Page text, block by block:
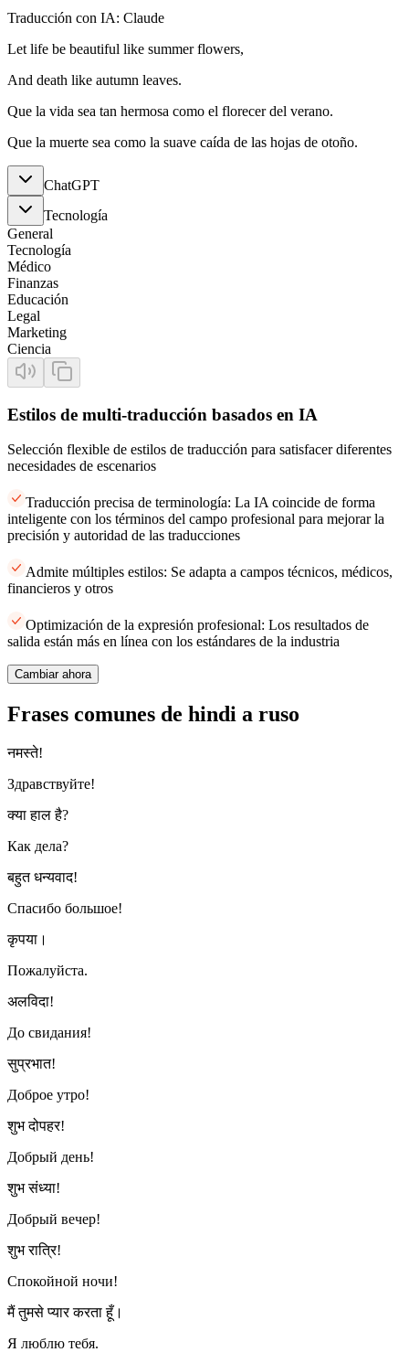
Traducción con IA: Claude
Let life be beautiful like summer flowers,
And death like autumn leaves.
Que la vida sea tan hermosa como el florecer del verano.
Que la muerte sea como la suave caída de las hojas de otoño.
ChatGPT
Tecnología
General
Tecnología
Médico
Finanzas
Educación
Legal
Marketing
Ciencia
Estilos de multi-traducción basados en IA
Selección flexible de estilos de traducción para satisfacer diferentes
necesidades de escenarios
Traducción precisa de terminología: La IA coincide de forma
inteligente con los términos del campo profesional para mejorar la
precisión y autoridad de las traducciones
Admite múltiples estilos: Se adapta a campos técnicos, médicos,
financieros y otros
Optimización de la expresión profesional: Los resultados de
salida están más en línea con los estándares de la industria
Cambiar ahora
Frases comunes de hindi a ruso
नमस्ते!
Здравствуйте!
क्या हाल है?
Как дела?
बहुत धन्यवाद!
Спасибо большое!
कृपया।
Пожалуйста.
अलविदा!
До свидания!
सुप्रभात!
Доброе утро!
शुभ दोपहर!
Добрый день!
शुभ संध्या!
Добрый вечер!
शुभ रात्रि!
Спокойной ночи!
मैं तुमसे प्यार करता हूँ।
Я люблю тебя.